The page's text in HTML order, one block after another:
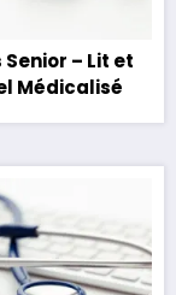
– Lit et
Médicalisé